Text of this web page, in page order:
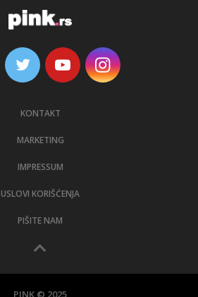
KONTAKT
MARKETING
IMPRESSUM
USLOVI KORIŠĆENJA
PIŠITE NAM
PINK © 2025